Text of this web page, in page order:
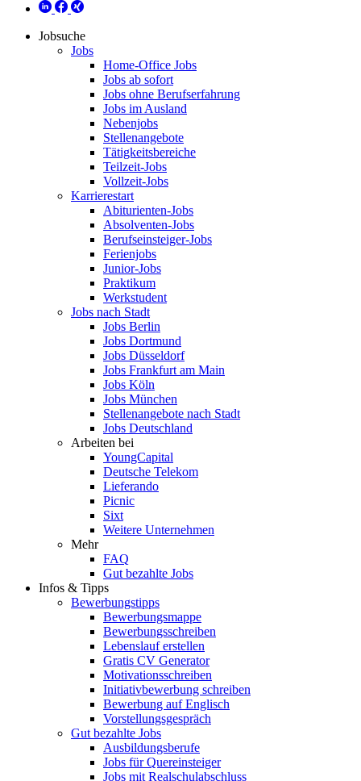
Jobsuche
Jobs
Home-Office Jobs
Jobs ab sofort
Jobs ohne Berufserfahrung
Jobs im Ausland
Nebenjobs
Stellenangebote
Tätigkeitsbereiche
Teilzeit-Jobs
Vollzeit-Jobs
Karrierestart
Abiturienten-Jobs
Absolventen-Jobs
Berufseinsteiger-Jobs
Ferienjobs
Junior-Jobs
Praktikum
Werkstudent
Jobs nach Stadt
Jobs Berlin
Jobs Dortmund
Jobs Düsseldorf
Jobs Frankfurt am Main
Jobs Köln
Jobs München
Stellenangebote nach Stadt
Jobs Deutschland
Arbeiten bei
YoungCapital
Deutsche Telekom
Lieferando
Picnic
Sixt
Weitere Unternehmen
Mehr
FAQ
Gut bezahlte Jobs
Infos & Tipps
Bewerbungstipps
Bewerbungsmappe
Bewerbungsschreiben
Lebenslauf erstellen
Gratis CV Generator
Motivationsschreiben
Initiativbewerbung schreiben
Bewerbung auf Englisch
Vorstellungsgespräch
Gut bezahlte Jobs
Ausbildungsberufe
Jobs für Quereinsteiger
Jobs mit Realschulabschluss